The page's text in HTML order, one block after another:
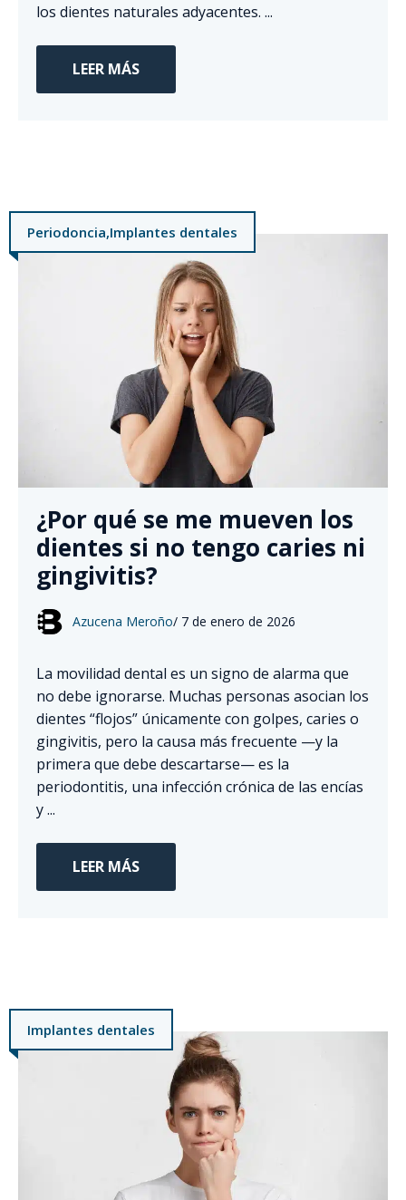
los dientes naturales adyacentes. ...
LEER MÁS
Periodoncia,Implantes dentales
¿Por qué se me mueven los
dientes si no tengo caries ni
gingivitis?
Azucena Meroño/ 7 de enero de 2026
La movilidad dental es un signo de alarma que
no debe ignorarse. Muchas personas asocian los
dientes “flojos” únicamente con golpes, caries o
gingivitis, pero la causa más frecuente —y la
primera que debe descartarse— es la
periodontitis, una infección crónica de las encías
y ...
LEER MÁS
Implantes dentales